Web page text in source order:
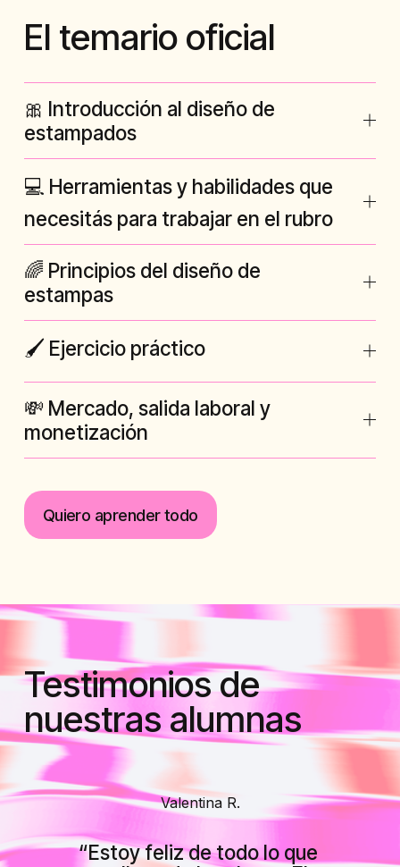
El temario oficial
​🎀 Introducción al diseño de
estampados
💻​​ Herramientas y habilidades que
necesitás para trabajar en el rubro
​🌈 Principios del diseño de
estampas
🖌️ Ejercicio práctico
💸​ Mercado, salida laboral y
monetización
Quiero aprender todo
Testimonios de
nuestras alumnas
Valentina R.
“Estoy feliz de todo lo que